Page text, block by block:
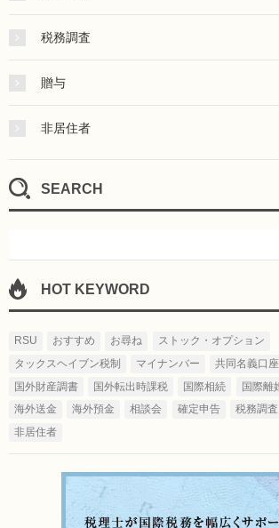
税務調査
贈与
非居住者
SEARCH
HOT KEYWORD
RSU おすすめ お尋ね
ストック・オプション
タックスヘイブン税制
マイナンバー 共同名義口座
国外財産調書
国外転出時課税 国際相続 国際離
海外送金
海外預金 相談会 確定申告 税務調査
非居住者